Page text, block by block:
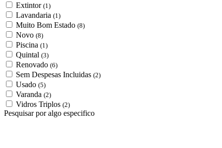
Extintor (1)
Lavandaria (1)
Muito Bom Estado (8)
Novo (8)
Piscina (1)
Quintal (3)
Renovado (6)
Sem Despesas Incluidas (2)
Usado (5)
Varanda (2)
Vidros Triplos (2)
Pesquisar por algo especifico